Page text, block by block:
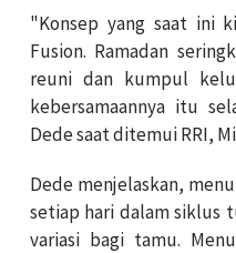
"Konsep yang saat ini
Fusion. Ramadan
reuni dan kumpul
kebersamaannya itu
Dede saat ditemui RRI,
Dede menjelaskan,
setiap hari dalam siklus
variasi bagi tamu.